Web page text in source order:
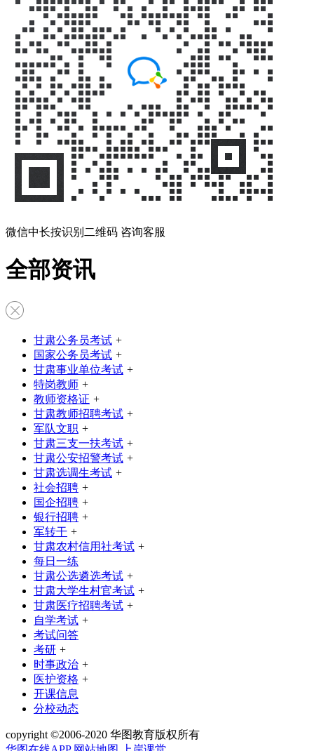
微信中长按识别二维码 咨询客服
全部资讯
甘肃公务员考试 +
国家公务员考试 +
甘肃事业单位考试 +
特岗教师 +
教师资格证 +
甘肃教师招聘考试 +
军队文职 +
甘肃三支一扶考试 +
甘肃公安招警考试 +
甘肃选调生考试 +
社会招聘 +
国企招聘 +
银行招聘 +
军转干 +
甘肃农村信用社考试 +
每日一练
甘肃公选遴选考试 +
甘肃大学生村官考试 +
甘肃医疗招聘考试 +
自学考试 +
考试问答
考研 +
时事政治 +
医护资格 +
开课信息
分校动态
copyright ©2006-2020 华图教育版权所有